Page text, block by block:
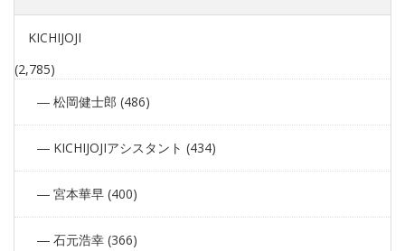
KICHIJOJI
(2,785)
松岡健士郎 (486)
KICHIJOJIアシスタント (434)
宮本華早 (400)
石元浩幸 (366)